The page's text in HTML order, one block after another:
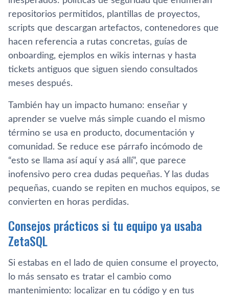
repositorios permitidos, plantillas de proyectos,
scripts que descargan artefactos, contenedores que
hacen referencia a rutas concretas, guías de
onboarding, ejemplos en wikis internas y hasta
tickets antiguos que siguen siendo consultados
meses después.
También hay un impacto humano: enseñar y
aprender se vuelve más simple cuando el mismo
término se usa en producto, documentación y
comunidad. Se reduce ese párrafo incómodo de
“esto se llama así aquí y asá allí”, que parece
inofensivo pero crea dudas pequeñas. Y las dudas
pequeñas, cuando se repiten en muchos equipos, se
convierten en horas perdidas.
Consejos prácticos si tu equipo ya usaba
ZetaSQL
Si estabas en el lado de quien consume el proyecto,
lo más sensato es tratar el cambio como
mantenimiento: localizar en tu código y en tus